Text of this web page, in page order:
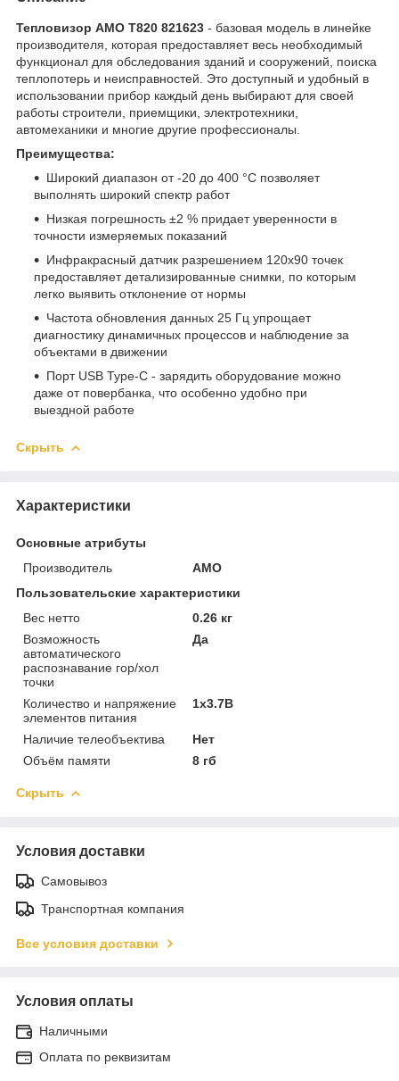
Тепловизор AMO T820 821623 - базовая модель в линейке
производителя, которая предоставляет весь необходимый
функционал для обследования зданий и сооружений, поиска
теплопотерь и неисправностей. Это доступный и удобный в
использовании прибор каждый день выбирают для своей
работы строители, приемщики, электротехники,
автомеханики и многие другие профессионалы.
Преимущества:
Широкий диапазон от -20 до 400 °С позволяет
выполнять широкий спектр работ
Низкая погрешность ±2 % придает уверенности в
точности измеряемых показаний
Инфракрасный датчик разрешением 120х90 точек
предоставляет детализированные снимки, по которым
легко выявить отклонение от нормы
Частота обновления данных 25 Гц упрощает
диагностику динамичных процессов и наблюдение за
объектами в движении
Порт USB Type-C - зарядить оборудование можно
даже от повербанка, что особенно удобно при
выездной работе
Скрыть
Характеристики
Основные атрибуты
Производитель
AMO
Пользовательские характеристики
Вес нетто
0.26 кг
Возможность
автоматического
распознавание гор/хол
точки
Да
Количество и напряжение
элементов питания
1x3.7В
Наличие телеобъектива
Нет
Объём памяти
8 гб
Скрыть
Условия доставки
Самовывоз
Транспортная компания
Все условия доставки
Условия оплаты
Наличными
Оплата по реквизитам